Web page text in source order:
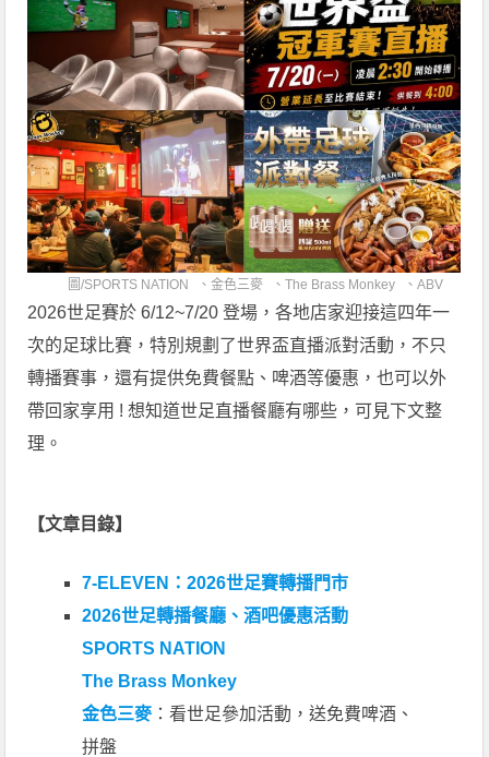
圖/SPORTS NATION 、金色三麥 、The Brass Monkey 、ABV
2026世足賽於 6/12~7/20 登場，各地店家迎接這四年一
次的足球比賽，特別規劃了世界盃直播派對活動，不只
轉播賽事，還有提供免費餐點、啤酒等優惠，也可以外
帶回家享用 ! 想知道世足直播餐廳有哪些，可見下文整
理。
【文章目錄】
7-ELEVEN：2026世足賽轉播門市
2026世足轉播餐廳、酒吧優惠活動
SPORTS NATION
The Brass Monkey
金色三麥：看世足參加活動，送免費啤酒、
拼盤